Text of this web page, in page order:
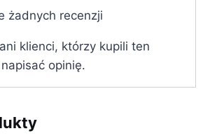
żadnych recenzji
klienci, którzy kupili ten
opinię.